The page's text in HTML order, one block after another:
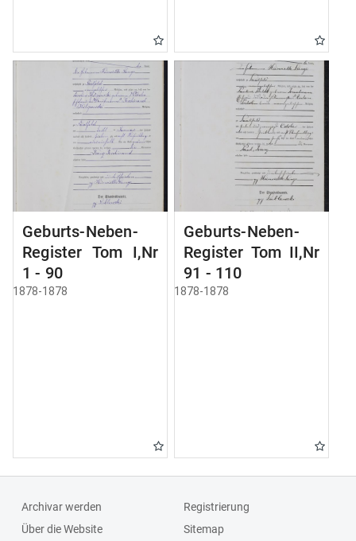
Geburts-Neben-
Register Tom I,Nr
1 - 90
1878-1878
Geburts-Neben-
Register Tom II,Nr
91 - 110
1878-1878
Archivar werden
Über die Website
Registrierung
Sitemap